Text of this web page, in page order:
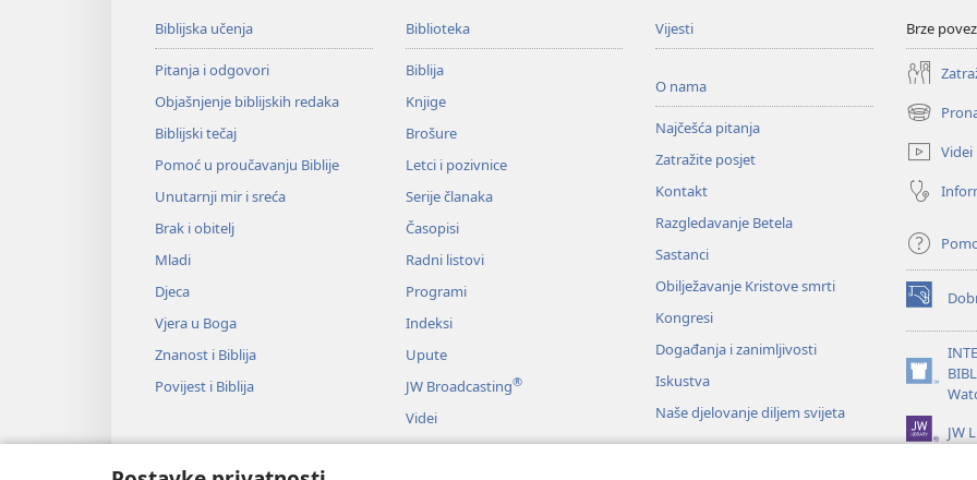
Biblijska učenja
Pitanja i odgovori
Objašnjenje biblijskih redaka
Biblijski tečaj
Pomoć u proučavanju Biblije
Unutarnji mir i sreća
Brak i obitelj
Mladi
Djeca
Vjera u Boga
Znanost i Biblija
Povijest i Biblija
Biblioteka
Biblija
Knjige
Brošure
Letci i pozivnice
Serije članaka
Časopisi
Radni listovi
Programi
Indeksi
Upute
JW Broadcasting®
Videi
Glazba
Vijesti
O nama
Najčešća pitanja
Zatražite posjet
Kontakt
Razgledavanje Betela
Sastanci
Obilježavanje Kristove smrti
Kongresi
Događanja i zanimljivosti
Iskustva
Naše djelovanje diljem svijeta
Brze
(otvara
se
novi
prozor)
Videi
(otvara
se
prozor)
(otvara
novi
prozor)
JW